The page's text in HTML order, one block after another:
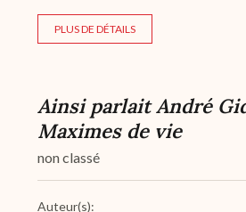
PLUS DE DÉTAILS
Ainsi parlait André
Maximes de vie
non classé
Auteur(s):